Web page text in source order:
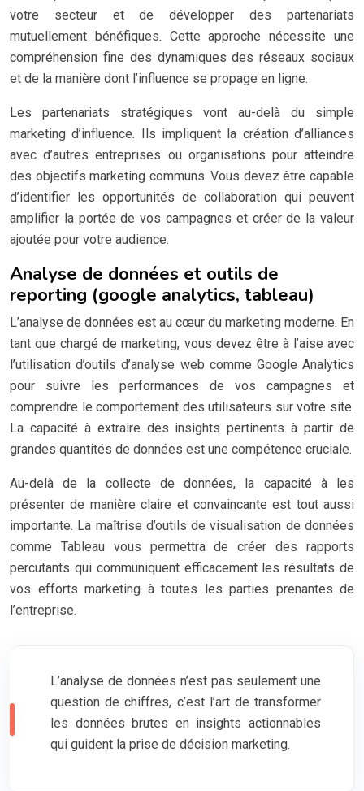
votre secteur et de développer des partenariats
mutuellement bénéfiques. Cette approche nécessite une
compréhension fine des dynamiques des réseaux sociaux
et de la manière dont l’influence se propage en ligne.
Les partenariats stratégiques vont au-delà du simple
marketing d’influence. Ils impliquent la création d’alliances
avec d’autres entreprises ou organisations pour atteindre
des objectifs marketing communs. Vous devez être capable
d’identifier les opportunités de collaboration qui peuvent
amplifier la portée de vos campagnes et créer de la valeur
ajoutée pour votre audience.
Analyse de données et outils de
reporting (google analytics, tableau)
L’analyse de données est au cœur du marketing moderne. En
tant que chargé de marketing, vous devez être à l’aise avec
l’utilisation d’outils d’analyse web comme Google Analytics
pour suivre les performances de vos campagnes et
comprendre le comportement des utilisateurs sur votre site.
La capacité à extraire des insights pertinents à partir de
grandes quantités de données est une compétence cruciale.
Au-delà de la collecte de données, la capacité à les
présenter de manière claire et convaincante est tout aussi
importante. La maîtrise d’outils de visualisation de données
comme Tableau vous permettra de créer des rapports
percutants qui communiquent efficacement les résultats de
vos efforts marketing à toutes les parties prenantes de
l’entreprise.
L’analyse de données n’est pas seulement une
question de chiffres, c’est l’art de transformer
les données brutes en insights actionnables
qui guident la prise de décision marketing.